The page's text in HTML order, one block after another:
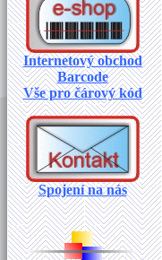
Internetový obchod
Barcode
Vše pro čárový kód
Spojení na nás